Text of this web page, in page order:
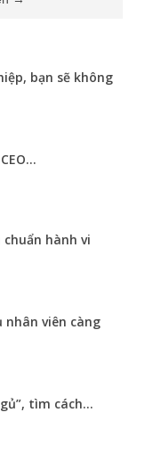
bạn sẽ không
hành vi
nhân viên càng
tìm cách...